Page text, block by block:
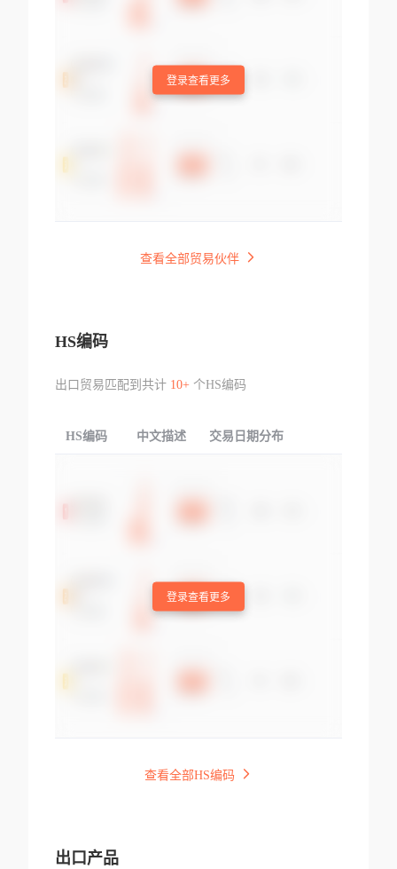
登录查看更多
查看全部贸易伙伴
HS编码
出口贸易匹配到共计 10+个HS编码
HS编码 中文描述 交易日期分布
登录查看更多
查看全部HS编码
出口产品